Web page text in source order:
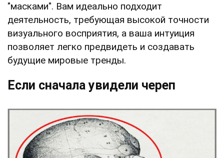
"масками". Вам идеально подходит
деятельность, требующая высокой точности
визуального восприятия, а ваша интуиция
позволяет легко предвидеть и создавать
будущие мировые тренды.
Если сначала увидели череп